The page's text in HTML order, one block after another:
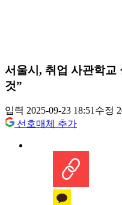
서울시, 취업 사관학교
것”
입력 2025-09-23 18:51수정
선호매체 추가